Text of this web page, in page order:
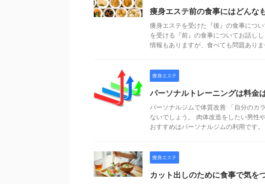
痩身エステ前の食事にはどんな
痩身エステを受けた『後』の食事につ
を受ける『前』の食事についてお話し
情報もありますが、食べても問題あり
痩身エステ
パーソナルトレーニングは料金
パーソナルジムで体質改善 「自分のカ
ないでしょう。 肉体改造をしたい男性
おすすめはパーソナルジムの利用です
痩身エステ
カット出しのために食事で気を